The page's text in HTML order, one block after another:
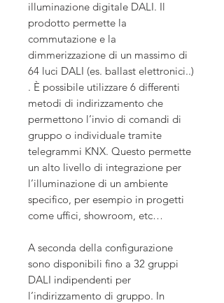
illuminazione digitale DALI. Il
prodotto permette la
commutazione e la
dimmerizzazione di un massimo di
64 luci DALI (es. ballast elettronici..)
. È possibile utilizzare 6 differenti
metodi di indirizzamento che
permettono l’invio di comandi di
gruppo o individuale tramite
telegrammi KNX. Questo permette
un alto livello di integrazione per
l’illuminazione di un ambiente
specifico, per esempio in progetti
come uffici, showroom, etc…
A seconda della configurazione
sono disponibili fino a 32 gruppi
DALI indipendenti per
l’indirizzamento di gruppo. In